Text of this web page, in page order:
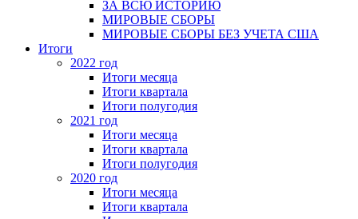
ЗА ВСЮ ИСТОРИЮ
МИРОВЫЕ СБОРЫ
МИРОВЫЕ СБОРЫ БЕЗ УЧЕТА США
Итоги
2022 год
Итоги месяца
Итоги квартала
Итоги полугодия
2021 год
Итоги месяца
Итоги квартала
Итоги полугодия
2020 год
Итоги месяца
Итоги квартала